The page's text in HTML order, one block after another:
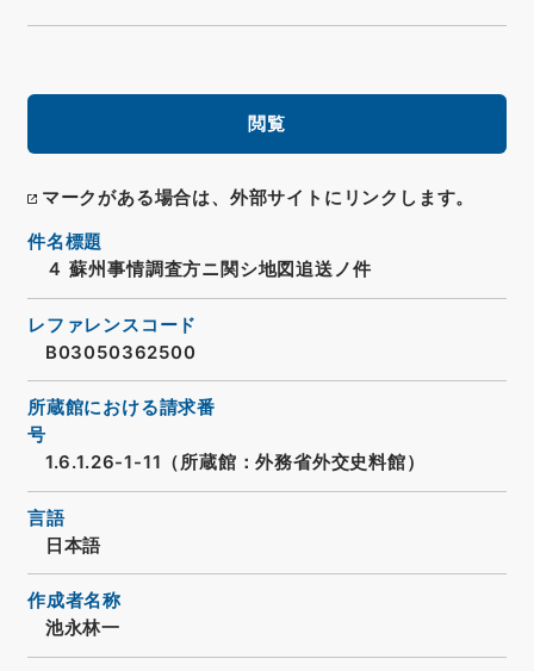
閲覧
マークがある場合は、外部サイトにリンクします。
件名標題
４ 蘇州事情調査方ニ関シ地図追送ノ件
レファレンスコード
B03050362500
所蔵館における請求番
号
1.6.1.26-1-11（所蔵館：外務省外交史料館）
言語
日本語
作成者名称
池永林一